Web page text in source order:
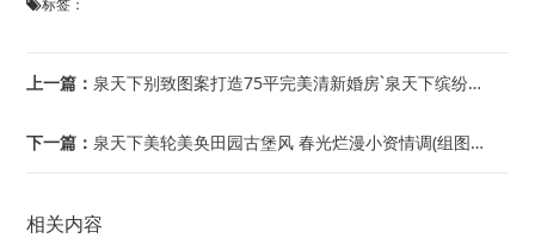
标签：
上一篇： 泉天下别致图案打造75平完美清新婚房`泉天下缤纷的森林小屋 花12万血汗钱造出绝...
下一篇： 泉天下美轮美奂田园古堡风 春光烂漫小资情调(组图）%泉天下美眉85平时尚家 玩...
相关内容